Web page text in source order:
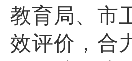
教育局、市
效评价，合